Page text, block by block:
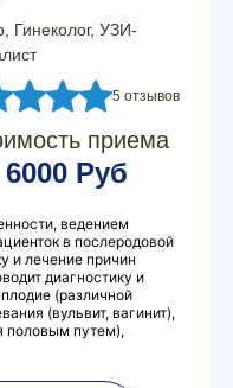
Гинеколог, УЗИ-
5 отзывов
приема
6000 Руб
ведением
в послеродовой
и лечение причин
диагностику и
(различной
(вульвит, вагинит),
половым путем),